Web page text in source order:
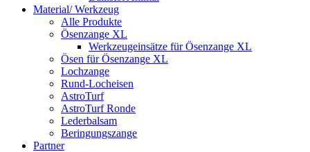
Material/ Werkzeug
Alle Produkte
Ösenzange XL
Werkzeugeinsätze für Ösenzange XL
Ösen für Ösenzange XL
Lochzange
Rund-Locheisen
AstroTurf
AstroTurf Ronde
Lederbalsam
Beringungszange
Partner